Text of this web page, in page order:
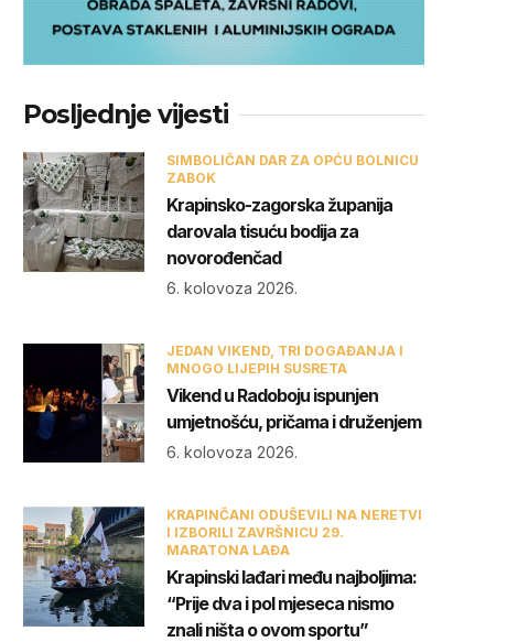
Posljednje vijesti
SIMBOLIČAN DAR ZA OPĆU BOLNICU
ZABOK
Krapinsko-zagorska županija
darovala tisuću bodija za
novorođenčad
6. kolovoza 2026.
JEDAN VIKEND, TRI DOGAĐANJA I
MNOGO LIJEPIH SUSRETA
Vikend u Radoboju ispunjen
umjetnošću, pričama i druženjem
6. kolovoza 2026.
KRAPINČANI ODUŠEVILI NA NERETVI
I IZBORILI ZAVRŠNICU 29.
MARATONA LAĐA
Krapinski lađari među najboljima:
“Prije dva i pol mjeseca nismo
znali ništa o ovom sportu”